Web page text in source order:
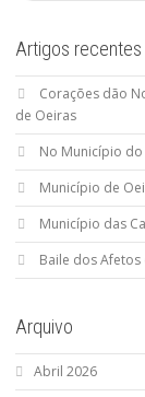
Artigos recentes
Corações dão
de Oeiras
No Município
Município de
Município das
Baile dos
Arquivo
Abril 2026